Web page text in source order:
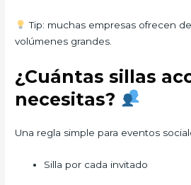
Tip: muchas empresas ofrecen
volúmenes grandes.
¿Cuántas sillas
necesitas?
Una regla simple para eventos
Silla por cada invitado